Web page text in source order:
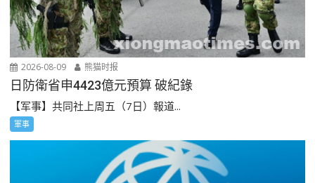
2026-08-09 熊猫时报
日防衛省申4423億元預算 破紀錄
【军事】共同社上周五（7日）報道...
軍事